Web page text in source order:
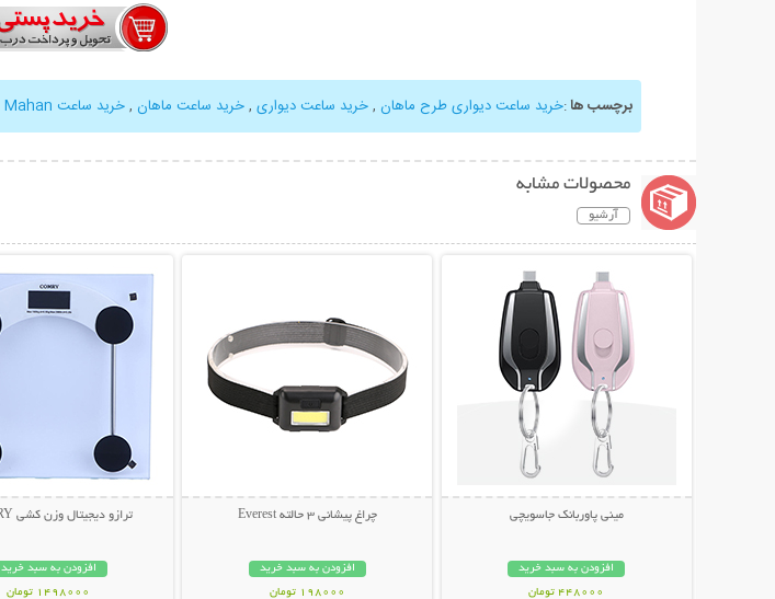
برچسب ها:خرید ساعت دیواری طرح ماهان ,خرید ساعت دیواری ,خرید ساعت ماهان ,خرید ساعت Mahan
محصولات مشابه
آرشیو
مینی پاوربانک جاسویچی
افزودن به سبد خرید
448000 تومان
چراغ پیشانی 3 حالته Everest
افزودن به سبد خرید
198000 تومان
ترازو دیجیتال وزن کشی COMRY
افزودن به سبد خرید
1498000 تومان